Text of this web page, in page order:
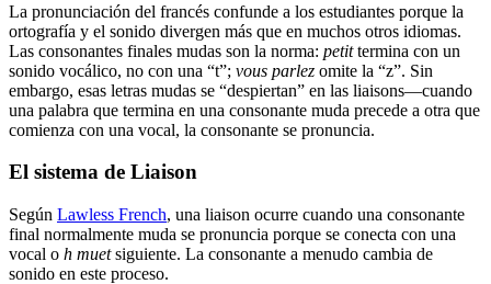
La pronunciación del francés confunde a los estudiantes porque la
ortografía y el sonido divergen más que en muchos otros idiomas.
Las consonantes finales mudas son la norma: petittermina con un
sonido vocálico, no con una “t”; vous parlez omite la “z”. Sin
embargo, esas letras mudas se “despiertan” en las liaisons—cuando
una palabra que termina en una consonante muda precede a otra que
comienza con una vocal, la consonante se pronuncia.
El sistema de Liaison
Según Lawless French, una liaison ocurre cuando una consonante
final normalmente muda se pronuncia porque se conecta con una
vocal o h muetsiguiente. La consonante a menudo cambia de
sonido en este proceso.